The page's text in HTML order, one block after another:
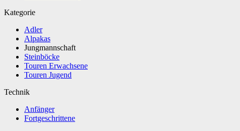
Kategorie
Adler
Alpakas
Jungmannschaft
Steinböcke
Touren Erwachsene
Touren Jugend
Technik
Anfänger
Fortgeschrittene